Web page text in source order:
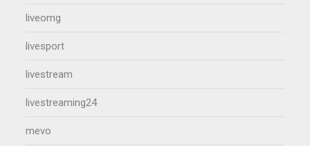
liveomg
livesport
livestream
livestreaming24
mevo